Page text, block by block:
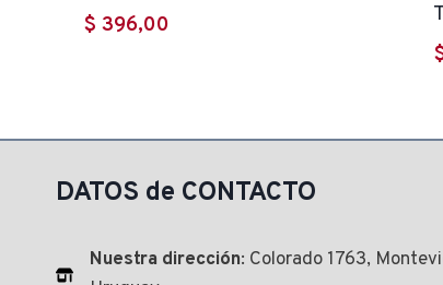
$ 396,00
DATOS de CONTACTO
Nuestra dirección: Colorado 1763,